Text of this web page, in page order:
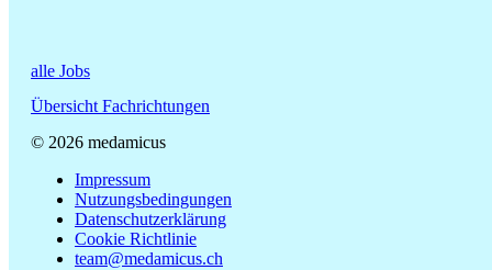
alle Jobs
Übersicht Fachrichtungen
© 2026 medamicus
Impressum
Nutzungsbedingungen
Datenschutzerklärung
Cookie Richtlinie
team@medamicus.ch